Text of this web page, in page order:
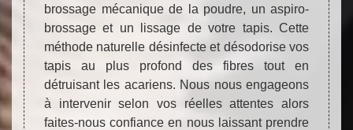
brossage mécanique de la poudre, un aspiro-
brossage et un lissage de votre tapis. Cette
méthode naturelle désinfecte et désodorise vos
tapis au plus profond des fibres tout en
détruisant les acariens. Nous nous engageons
à intervenir selon vos réelles attentes alors
faites-nous confiance en nous laissant prendre